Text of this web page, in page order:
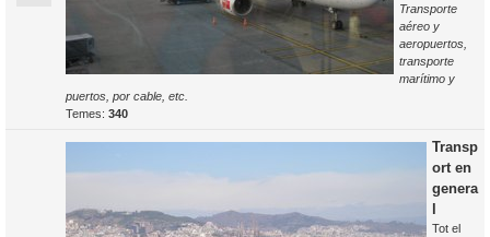
Transporte
aéreo y
aeropuertos,
transporte
marítimo y
puertos, por cable, etc.
Temes: 340
Transp
ort en
genera
Tot el